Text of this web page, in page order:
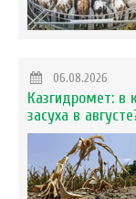
06.08.2026
Казгидромет: в
засуха в